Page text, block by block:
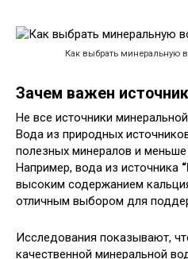
Как выбрать минеральную
Зачем важен
Не все источники
Вода из природных
полезных минералов и
Например, вода из источника
высоким содержанием
отличным выбором для
Исследования показывают,
качественной минеральной